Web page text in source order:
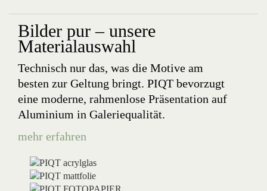
Bilder pur – unsere
Materialauswahl
Technisch nur das, was die Motive am
besten zur Geltung bringt. PIQT bevorzugt
eine moderne, rahmenlose Präsentation auf
Aluminium in Galeriequalität.
mehr erfahren